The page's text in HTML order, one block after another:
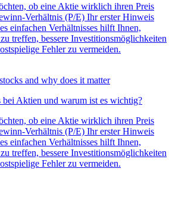
ob eine Aktie wirklich ihren Preis
Verhältnis (P/E) Ihr erster Hinweis
einfachen Verhältnisses hilft Ihnen,
treffen, bessere Investitionsmöglichkeiten
Fehler zu vermeiden.
bei Aktien und warum ist es wichtig?
ob eine Aktie wirklich ihren Preis
Verhältnis (P/E) Ihr erster Hinweis
einfachen Verhältnisses hilft Ihnen,
treffen, bessere Investitionsmöglichkeiten
Fehler zu vermeiden.